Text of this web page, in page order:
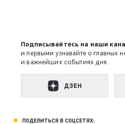
Подписывайтесь на наши
и первыми узнавайте о главных
и важнейших событиях дня.
ДЗЕН
ПОДЕЛИТЬСЯ В СОЦСЕТЯХ: